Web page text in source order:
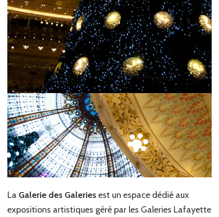
La Galerie des Galeriesest un espace dédié aux
expositions artistiques géré par les Galeries Lafayette